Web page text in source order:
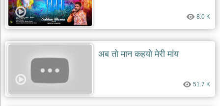
8.0 K
अब तो मान कहयो मेरी मांय
51.7 K